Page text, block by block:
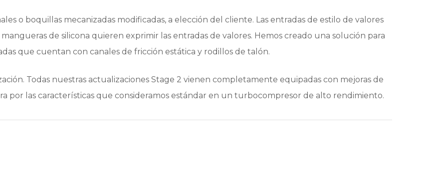
o boquillas mecanizadas modificadas, a elección del cliente. Las entradas de estilo de valores
de silicona quieren exprimir las entradas de valores. Hemos creado una solución para
que cuentan con canales de fricción estática y rodillos de talón.
Todas nuestras actualizaciones Stage 2 vienen completamente equipadas con mejoras de
por las características que consideramos estándar en un turbocompresor de alto rendimiento.